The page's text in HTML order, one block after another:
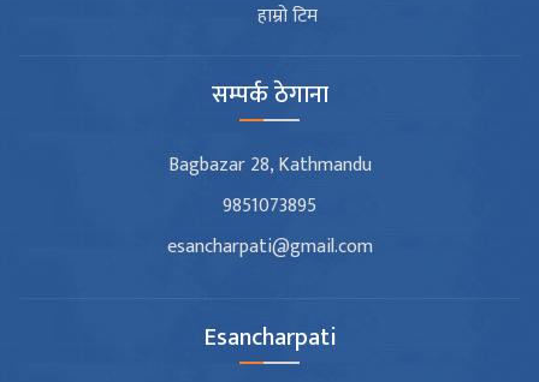
हाम्रो टिम
सम्पर्क ठेगाना
Bagbazar 28, Kathmandu
9851073895
esancharpati@gmail.com
Esancharpati